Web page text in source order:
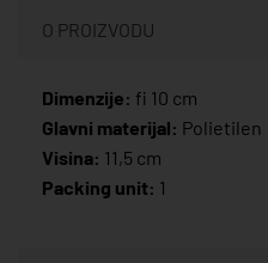
O PROIZVODU
Dimenzije: fi 10 cm
Glavni materijal: Polietilen
Visina: 11,5 cm
Packing unit: 1